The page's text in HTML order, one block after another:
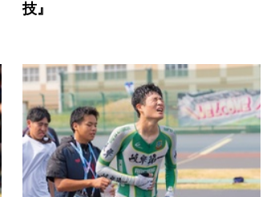
技』